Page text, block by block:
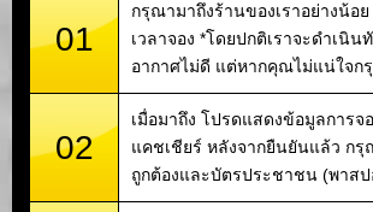
01
กรุณามาถึงร้านของเราอย่างน้อ
เวลาจอง *โดยปกติเราจะดำเนิ
อากาศไม่ดี แต่หากคุณไม่แน่ใจก
02
เมื่อมาถึง โปรดแสดงข้อมูลการจ
แคชเชียร์ หลังจากยืนยันแล้ว ก
ถูกต้องและบัตรประชาชน (พาสป